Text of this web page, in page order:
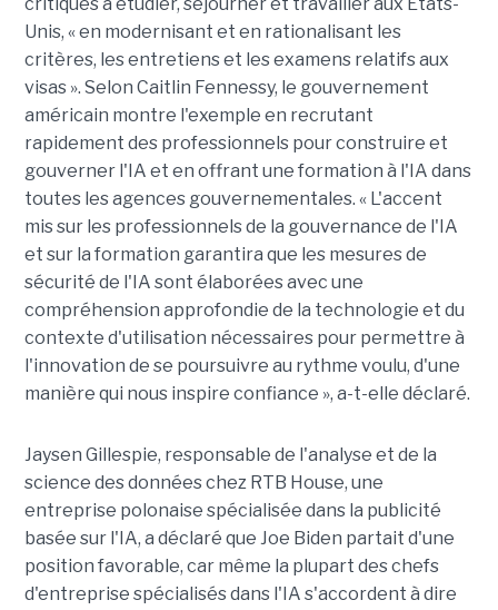
critiques à étudier, séjourner et travailler aux États-
Unis, « en modernisant et en rationalisant les
critères, les entretiens et les examens relatifs aux
visas ». Selon Caitlin Fennessy, le gouvernement
américain montre l'exemple en recrutant
rapidement des professionnels pour construire et
gouverner l'IA et en offrant une formation à l'IA dans
toutes les agences gouvernementales. « L'accent
mis sur les professionnels de la gouvernance de l'IA
et sur la formation garantira que les mesures de
sécurité de l'IA sont élaborées avec une
compréhension approfondie de la technologie et du
contexte d'utilisation nécessaires pour permettre à
l'innovation de se poursuivre au rythme voulu, d'une
manière qui nous inspire confiance », a-t-elle déclaré.
Jaysen Gillespie, responsable de l'analyse et de la
science des données chez RTB House, une
entreprise polonaise spécialisée dans la publicité
basée sur l'IA, a déclaré que Joe Biden partait d'une
position favorable, car même la plupart des chefs
d'entreprise spécialisés dans l'IA s'accordent à dire